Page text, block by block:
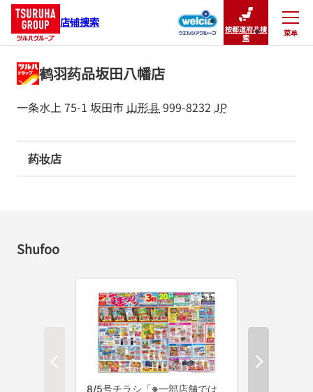
店铺搜索
按都道府县搜
索
菜单
关闭
鹤羽药品坂田八幡店
一条水上 75-1 坂田市 山形县999-8232 JP
药妆店
Shufoo